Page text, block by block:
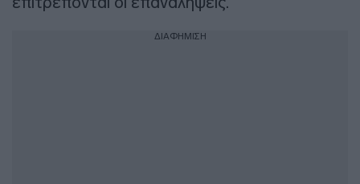
ΔΙΑΦΗΜΙΣΗ